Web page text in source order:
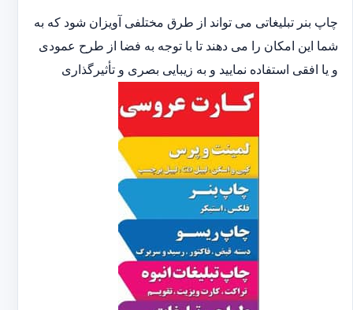
چاپ بنر تبلیغاتی می تواند از طرق مختلفی آویزان شود که به
شما این امکان را می دهند تا با توجه به فضا از طرح عمودی
و یا افقی استفاده نمایید و به زیبایی بصری و تأثیرگذاری